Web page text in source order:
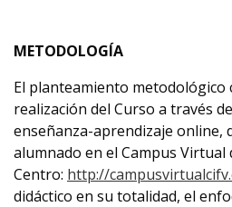
METODOLOGÍA
El planteamiento metodológico
realización del Curso a través
enseñanza-aprendizaje online,
alumnado en el Campus Virtual
Centro: http://
didáctico en su totalidad, el